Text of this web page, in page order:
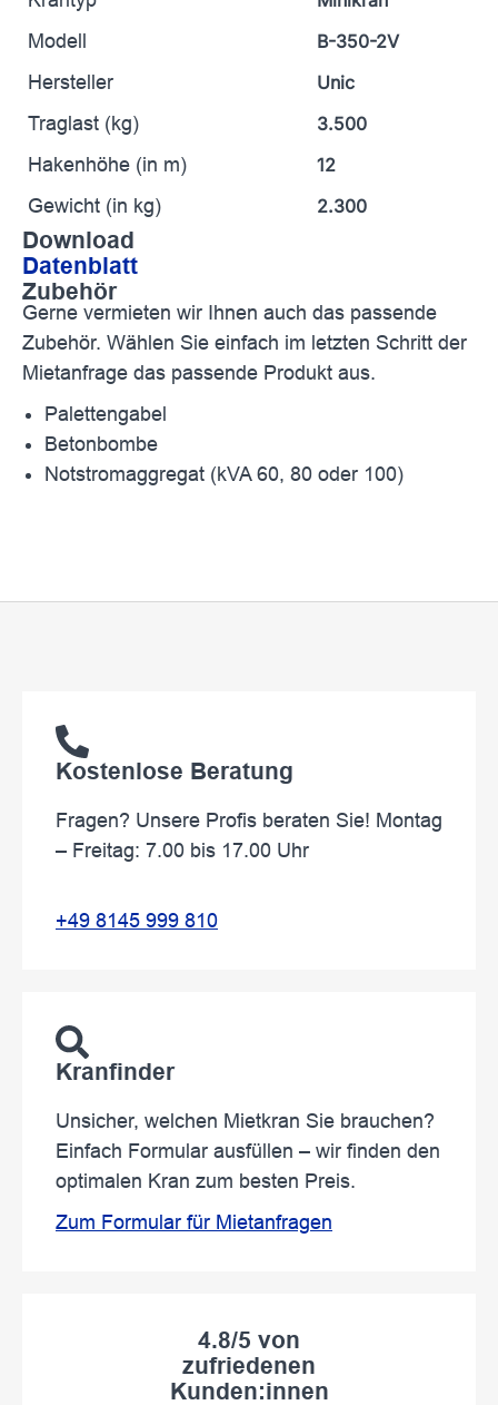
Modell
B-350-2V
Hersteller
Unic
Traglast (kg)
3.500
Hakenhöhe (in m)
12
Gewicht (in kg)
2.300
Download
Datenblatt
Zubehör
Gerne vermieten wir Ihnen auch das passende
Zubehör. Wählen Sie einfach im letzten Schritt der
Mietanfrage das passende Produkt aus.
Palettengabel
Betonbombe
Notstromaggregat (kVA 60, 80 oder 100)
Kostenlose Beratung
Fragen? Unsere Profis beraten Sie! Montag
– Freitag: 7.00 bis 17.00 Uhr
+49 8145 999 810
Kranfinder
Unsicher, welchen Mietkran Sie brauchen?
Einfach Formular ausfüllen – wir finden den
optimalen Kran zum besten Preis.
Zum Formular für Mietanfragen
4.8/5 von
zufriedenen
Kunden:innen